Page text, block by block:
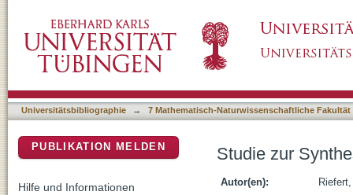
Universitätsbibliographie → 7 Mathematisch-Naturwissenschaftliche Fakultät
Studie zur
Autor(en):
PUBLIKATION MELDEN
Hilfe und Informationen